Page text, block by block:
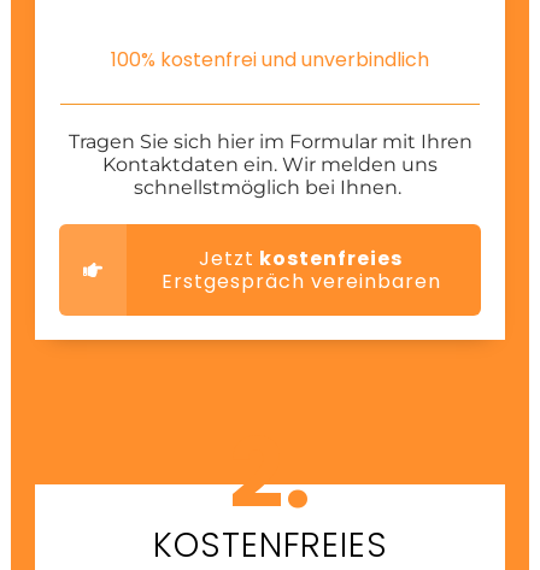
100% kostenfrei und unverbindlich
Tragen Sie sich hier im Formular mit Ihren
Kontaktdaten ein. Wir melden uns
schnellstmöglich bei Ihnen.
Jetzt kostenfreies
Erstgespräch vereinbaren
2.
KOSTENFREIES